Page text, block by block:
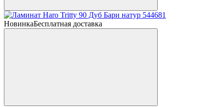
НовинкаБесплатная доставка